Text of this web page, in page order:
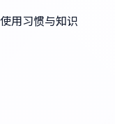
用习惯与知识